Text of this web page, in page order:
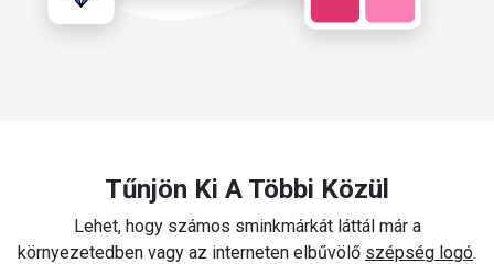
Tűnjön Ki A Többi Közül
Lehet, hogy számos sminkmárkát láttál már a
környezetedben vagy az interneten elbűvölő szépség logó.